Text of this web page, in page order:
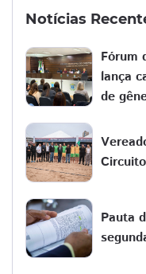
Notícias
Fórum
lança
de
Pauta